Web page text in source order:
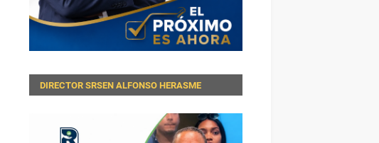
DIRECTOR SRSEN ALFONSO HERASME